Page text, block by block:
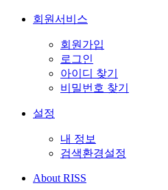
회원서비스
회원가입
로그인
아이디 찾기
비밀번호 찾기
설정
내 정보
검색환경설정
About RISS